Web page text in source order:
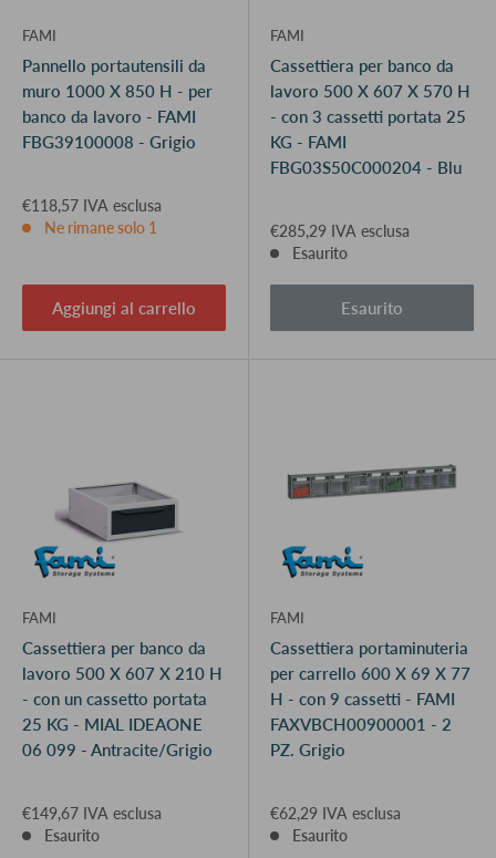
FAMI
Pannello portautensili da
muro 1000 X 850 H - per
banco da lavoro - FAMI
FBG39100008 - Grigio
€118,57 IVA esclusa
Ne rimane solo 1
Aggiungi al carrello
FAMI
Cassettiera per banco da
lavoro 500 X 607 X 570 H
- con 3 cassetti portata 25
KG - FAMI
FBG03S50C000204 - Blu
€285,29 IVA esclusa
Esaurito
Esaurito
FAMI
Cassettiera per banco da
lavoro 500 X 607 X 210 H
- con un cassetto portata
25 KG - MIAL IDEAONE
06 099 - Antracite/Grigio
€149,67 IVA esclusa
Esaurito
FAMI
Cassettiera portaminuteria
per carrello 600 X 69 X 77
H - con 9 cassetti - FAMI
FAXVBCH00900001 - 2
PZ. Grigio
€62,29 IVA esclusa
Esaurito